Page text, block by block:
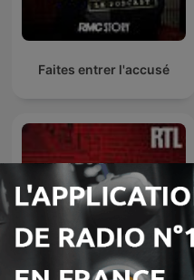
Faites entrer l'accusé